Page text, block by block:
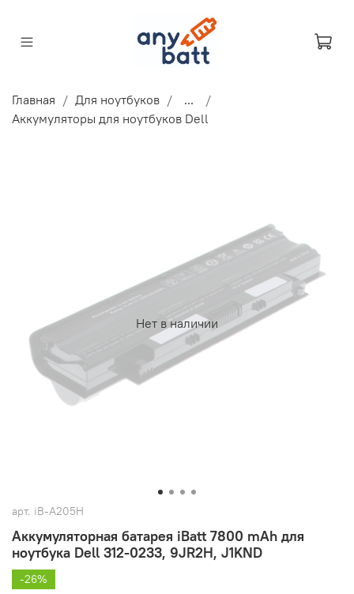
Главная Для ноутбуков
...
Аккумуляторы для ноутбуков Dell
Нет в наличии
арт. iB-A205H
Аккумуляторная батарея iBatt 7800 mAh для
ноутбука Dell 312-0233, 9JR2H, J1KND
-26%